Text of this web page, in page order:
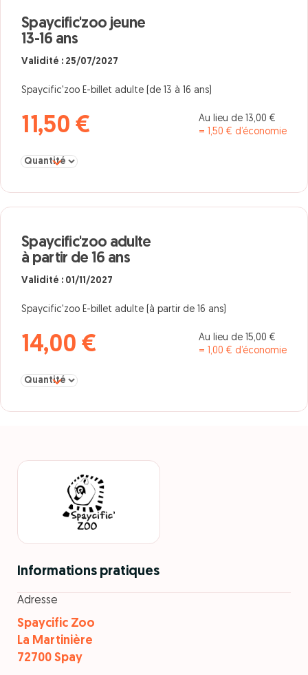
Spaycific'zoo jeune
13-16 ans
Validité : 25/07/2027
Spaycific'zoo E-billet adulte (de 13 à 16 ans)
11,50 €
Au lieu de 13,00 €
= 1,50 € d’économie
Sélectionner la quantité pour Spaycific'zoo jeune 13-16 ans
Spaycific'zoo adulte
à partir de 16 ans
Validité : 01/11/2027
Spaycific'zoo E-billet adulte (à partir de 16 ans)
14,00 €
Au lieu de 15,00 €
= 1,00 € d’économie
Sélectionner la quantité pour Spaycific'zoo adulte à partir de 16
Informations pratiques
Adresse
Spaycific Zoo
La Martinière
72700 Spay